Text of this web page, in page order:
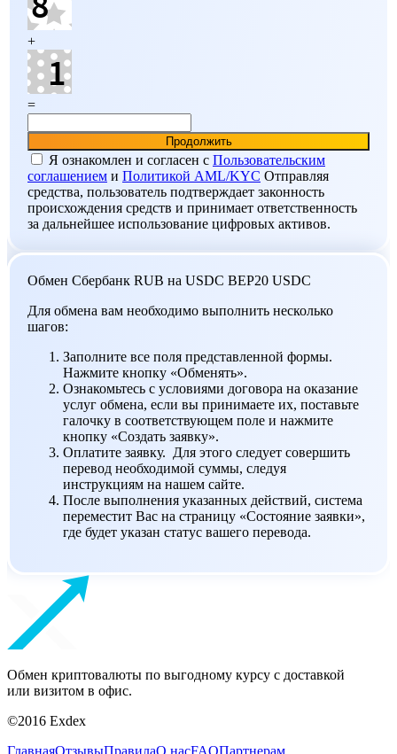
+
=
Я ознакомлен и согласен c Пользовательским
соглашением и Политикой AML/KYC Отправляя
средства, пользователь подтверждает законность
происхождения средств и принимает ответственность
за дальнейшее использование цифровых активов.
Обмен Сбербанк RUB на USDC BEP20 USDC
Для обмена вам необходимо выполнить несколько
шагов:
Заполните все поля представленной формы.
Нажмите кнопку «Обменять».
Ознакомьтесь с условиями договора на оказание
услуг обмена, если вы принимаете их, поставьте
галочку в соответствующем поле и нажмите
кнопку «Создать заявку».
Оплатите заявку. Для этого следует совершить
перевод необходимой суммы, следуя
инструкциям на нашем сайте.
После выполнения указанных действий, система
переместит Вас на страницу «Состояние заявки»,
где будет указан статус вашего перевода.
Обмен криптовалюты по выгодному курсу с доставкой
или визитом в офис.
©2016 Exdex
ГлавнаяОтзывыПравилаО насFAQПартнерам